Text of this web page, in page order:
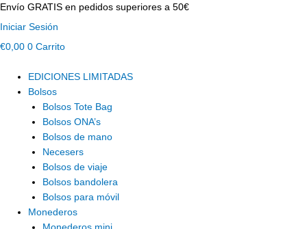
Ir
al
Envío GRATIS en pedidos superiores a 50€
Iniciar Sesión
€0,00 0 Carrito
EDICIONES LIMITADAS
Bolsos
Bolsos Tote Bag
Bolsos ONA’s
Bolsos de mano
Necesers
Bolsos de viaje
Bolsos bandolera
Bolsos para móvil
Monederos
BOLSO
MANO
CUADRO
cantidad